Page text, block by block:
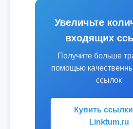
Увеличьте
входящих
Получите больше
помощью
ссылок
Купить
Linktum.ru